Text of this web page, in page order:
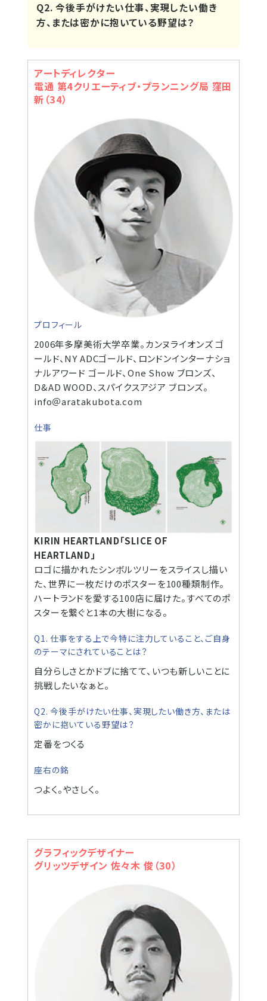
Q2. 今後手がけたい仕事、実現したい働き
方、または密かに抱いている野望は？
アートディレクター
電通 第4クリエーティブ・プランニング局 窪田
新（34）
プロフィール
2006年多摩美術大学卒業。カンヌライオンズ ゴ
ールド、NY ADCゴールド、ロンドンインターナショ
ナルアワード ゴールド、One Show ブロンズ、
D&AD WOOD、スパイクスアジア ブロンズ。
info＠aratakubota.com
仕事
KIRIN HEARTLAND「SLICE OF
HEARTLAND」
ロゴに描かれたシンボルツリーをスライスし描い
た、世界に一枚だけのポスターを100種類制作。
ハートランドを愛する100店に届けた。すべてのポ
スターを繋ぐと1本の大樹になる。
Q1. 仕事をする上で今特に注力していること、ご自身
のテーマにされていることは？
自分らしさとかドブに捨てて、いつも新しいことに
挑戦したいなぁと。
Q2. 今後手がけたい仕事、実現したい働き方、または
密かに抱いている野望は？
定番をつくる
座右の銘
つよく。やさしく。
グラフィックデザイナー
グリッツデザイン 佐々木 俊（30）